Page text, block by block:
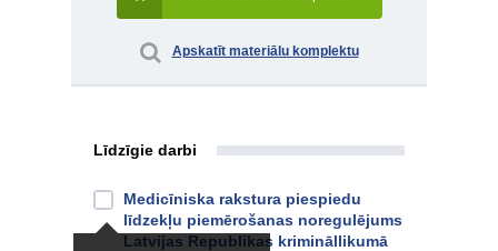
Apskatīt materiālu komplektu
Līdzīgie darbi
Medicīniska rakstura piespiedu
līdzekļu piemērošanas noregulējums
Latvijas Republikas krimināllikumā